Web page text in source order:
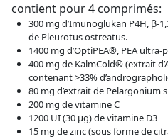
contient pour 4 comprimés:
300 mg d’Imunoglukan P4H, β-
de Pleurotus ostreatus.
1400 mg d’OptiPEA®, PEA
400 mg de KalmCold® (extrait
contenant >33%
80 mg d’extrait de Pelargonium
200 mg de vitamine C
1200 UI (30 µg) de vitamine D3
15 mg de zinc (sous forme de